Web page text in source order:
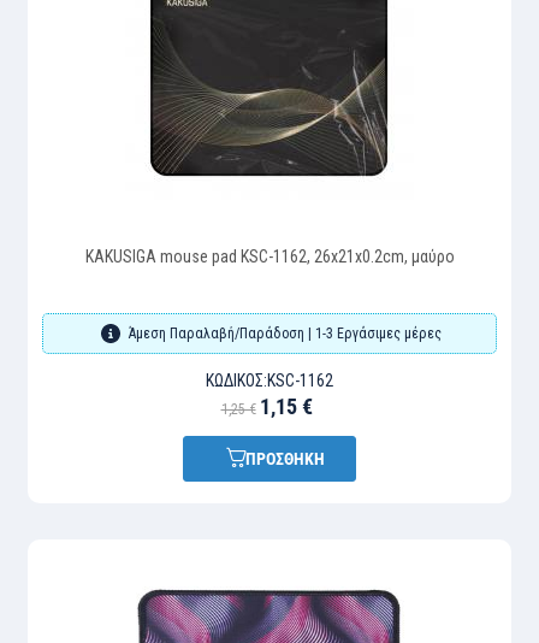
KAKUSIGA mouse pad KSC-1162, 26x21x0.2cm, μαύρο
Άμεση Παραλαβή/Παράδοση | 1-3 Εργάσιμες μέρες
ΚΩΔΙΚΌΣ:KSC-1162
1,25 € 1,15 €
ΠΡΟΣΘΗΚΗ